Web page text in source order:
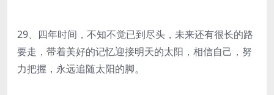
29、四年时间，不知不觉已到尽头，未来还有很长的路
要走，带着美好的记忆迎接明天的太阳，相信自己，努
力把握，永远追随太阳的脚。